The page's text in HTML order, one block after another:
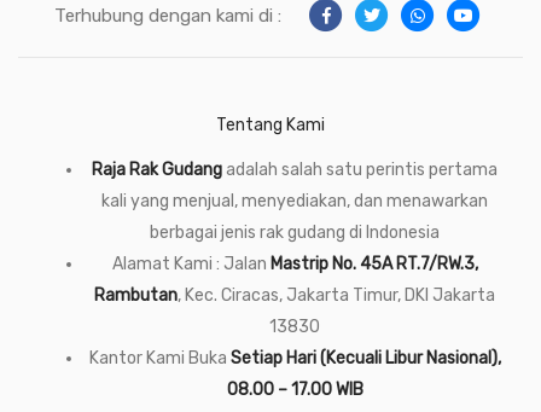
Terhubung dengan kami di :
Tentang Kami
Raja Rak Gudangadalah salah satu perintis pertama
kali yang menjual, menyediakan, dan menawarkan
berbagai jenis rak gudang di Indonesia
Alamat Kami : Jalan Mastrip No. 45A RT.7/RW.3,
Rambutan, Kec. Ciracas, Jakarta Timur, DKI Jakarta
13830
Kantor Kami Buka Setiap Hari (Kecuali Libur Nasional),
08.00 – 17.00 WIB